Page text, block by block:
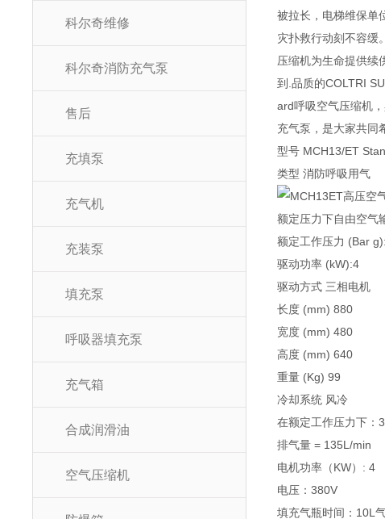
科尔奇维修
科尔奇消防充气泵
售后
充填泵
充气机
充装泵
填充泵
呼吸器填充泵
充气箱
合成润滑油
空气压缩机
被拉长，电梯维保单
灾扑救行动刻不容缓
压缩机为生命提供续
到.品质的COLTRI
ard呼吸空气压缩机
充气泵，是大家共同
型号 MCH13/ET
类型 消防呼吸用气
额定压力下自由空气
额定工作压力 (Bar
驱动功率 (kW):4
驱动方式 三相电机
长度 (mm) 880
宽度 (mm) 480
高度 (mm) 640
重量 (Kg) 99
冷却系统 风冷
在额定工作压力下：
排气量 = 135L/min
电机功率（KW）: 4
电压：380V
填充气瓶时间：10L